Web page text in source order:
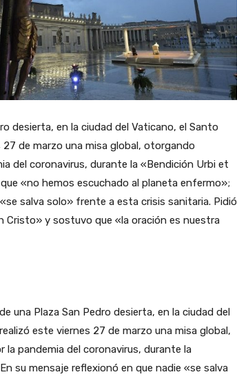
desierta, en la ciudad del Vaticano, el Santo
27 de marzo una misa global, otorgando
del coronavirus, durante la «Bendición Urbi et
«no hemos escuchado al planeta enfermo»;
salva solo» frente a esta crisis sanitaria. Pidió
Cristo» y sostuvo que «la oración es nuestra
una Plaza San Pedro desierta, en la ciudad del
este viernes 27 de marzo una misa global,
la pandemia del coronavirus, durante la
su mensaje reflexionó en que nadie «se salva